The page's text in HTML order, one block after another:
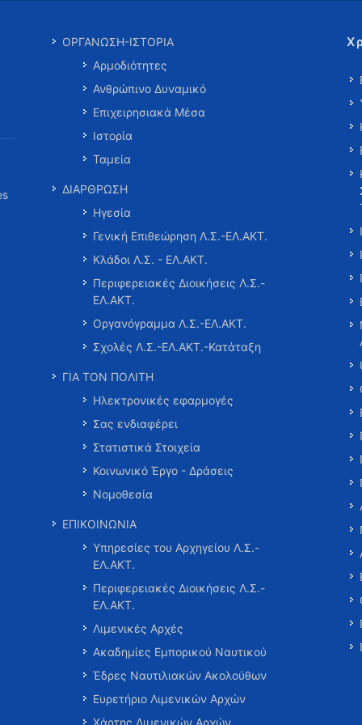
ΟΡΓΑΝΩΣΗ-ΙΣΤΟΡΙΑ
Αρμοδιότητες
Ανθρώπινο Δυναμικό
Επιχειρησιακά Μέσα
Ιστορία
Ταμεία
ΔΙΑΡΘΡΩΣΗ
Ηγεσία
Γενική Επιθεώρηση Λ.Σ.-ΕΛ.ΑΚΤ.
Κλάδοι Λ.Σ. - ΕΛ.ΑΚΤ.
Περιφερειακές Διοικήσεις Λ.Σ.-
ΕΛ.ΑΚΤ.
Οργανόγραμμα Λ.Σ.-ΕΛ.ΑΚΤ.
Σχολές Λ.Σ.-ΕΛ.ΑΚΤ.-Κατάταξη
ΓΙΑ ΤΟΝ ΠΟΛΙΤΗ
Ηλεκτρονικές εφαρμογές
Σας ενδιαφέρει
Στατιστικά Στοιχεία
Κοινωνικό Έργο - Δράσεις
Νομοθεσία
ΕΠΙΚΟΙΝΩΝΙΑ
Υπηρεσίες του Αρχηγείου Λ.Σ.-
ΕΛ.ΑΚΤ.
Περιφερειακές Διοικήσεις Λ.Σ.-
ΕΛ.ΑΚΤ.
Λιμενικές Αρχές
Ακαδημίες Εμπορικού Ναυτικού
Έδρες Ναυτιλιακών Ακολούθων
Ευρετήριο Λιμενικών Αρχών
Χάρτης Λιμενικών Αρχών